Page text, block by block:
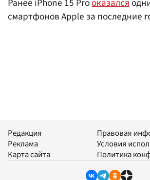
Ранее iPhone 15 Proоказался
смартфонов Apple за последние
Редакция
Реклама
Карта сайта
Правовая
Условия
Политика